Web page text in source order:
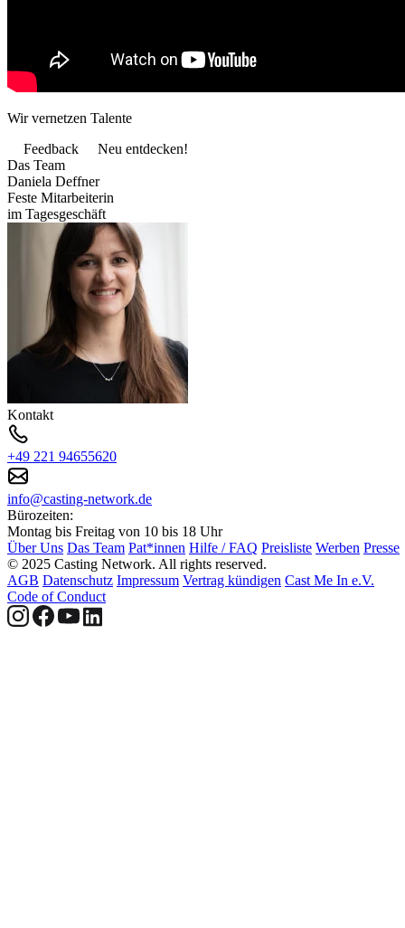
Wir vernetzen Talente
Feedback
Neu entdecken!
Das Team
Daniela Deffner
Feste Mitarbeiterin
im Tagesgeschäft
Kontakt
+49 221 94655620
info@casting-network.de
Bürozeiten:
Montag bis Freitag von 10 bis 18 Uhr
Über Uns Das Team Pat*innen Hilfe / FAQ Preisliste Werben Presse
© 2025 Casting Network. All rights reserved.
AGB Datenschutz Impressum Vertrag kündigen Cast Me In e.V.
Code of Conduct